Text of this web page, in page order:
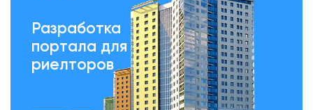
Разработка
портала для
риелторов